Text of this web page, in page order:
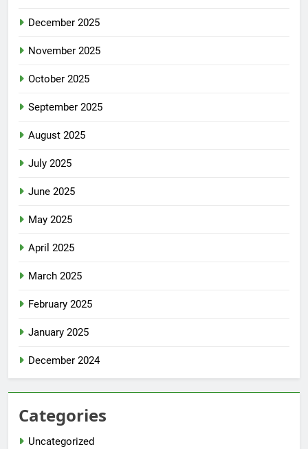
December 2025
November 2025
October 2025
September 2025
August 2025
July 2025
June 2025
May 2025
April 2025
March 2025
February 2025
January 2025
December 2024
Categories
Uncategorized